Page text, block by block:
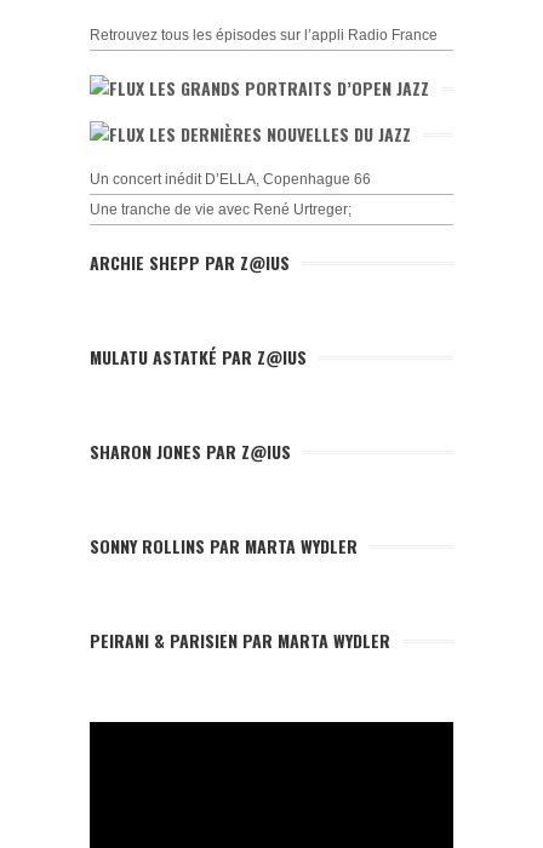
Retrouvez tous les épisodes sur l’appli Radio France
LES GRANDS PORTRAITS D’OPEN JAZZ
LES DERNIÈRES NOUVELLES DU JAZZ
Un concert inédit D’ELLA, Copenhague 66
Une tranche de vie avec René Urtreger;
ARCHIE SHEPP PAR Z@IUS
MULATU ASTATKÉ PAR Z@IUS
SHARON JONES PAR Z@IUS
SONNY ROLLINS PAR MARTA WYDLER
PEIRANI & PARISIEN PAR MARTA WYDLER